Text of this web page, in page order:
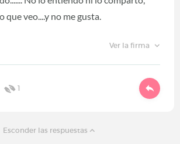
que veo....y no me gusta.
Ver la firma
1
Esconder las respuestas